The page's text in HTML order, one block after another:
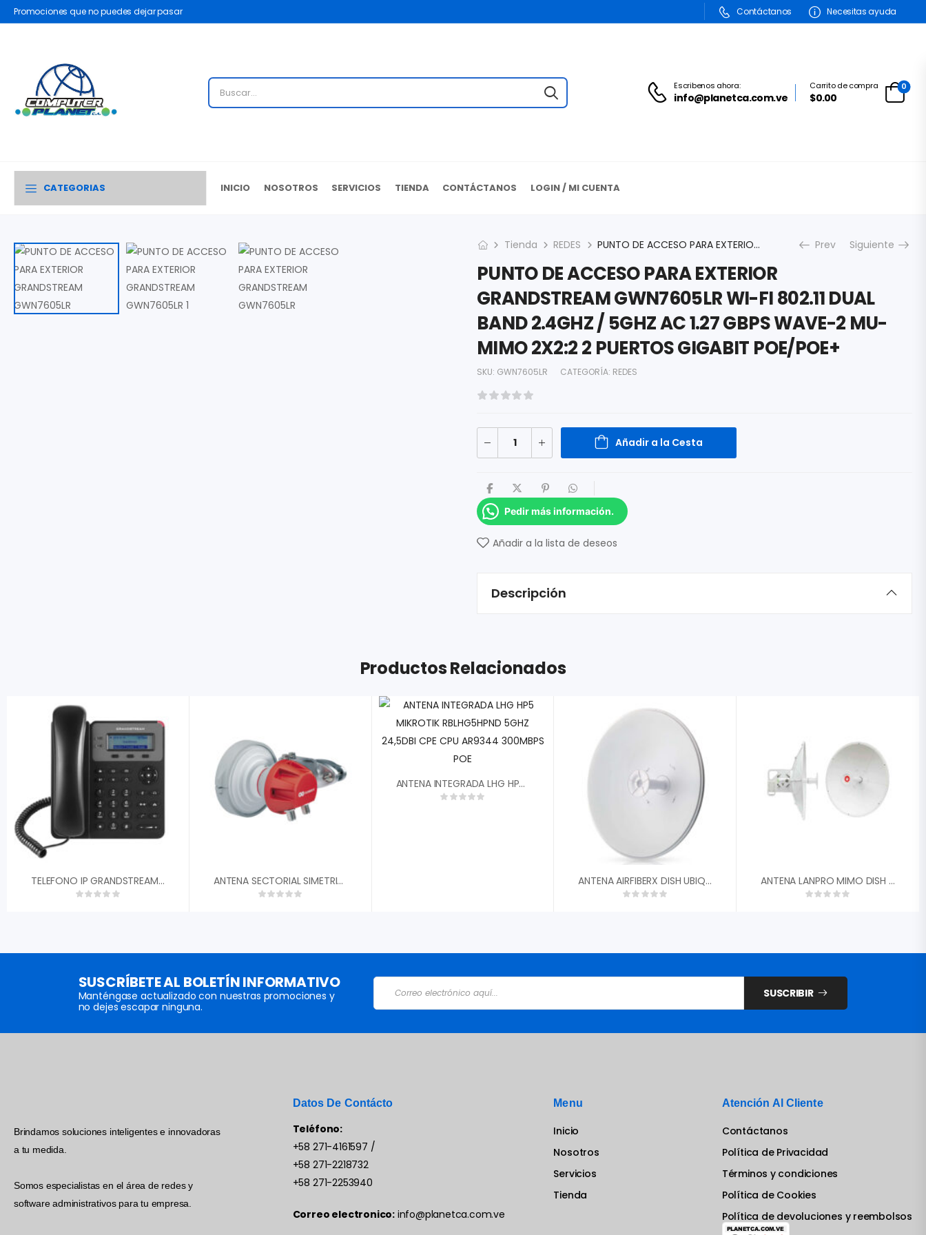
Promociones que no puedes dejar pasar Contáctanos Necesitas ayuda
Escribenos ahora:
info@planetca.com.ve
Carrito de compra
$0.00
0
CATEGORIAS INICIO NOSOTROS SERVICIOS TIENDA CONTÁCTANOS LOGIN / MI CUENTA
Tienda REDES PUNTO DE ACCESO PARA EXTERIOR GRANDSTREAM GWN7605LR WI-FI 802.11 DUAL BAND 2.4GHZ / 5GHZ AC 1.27 GBPS WAVE-2 MU-MIMO 2X2:2 2 PUERTOS GIGABIT POE/POE+ Prev Siguiente
PUNTO DE ACCESO PARA EXTERIOR
GRANDSTREAM GWN7605LR WI-FI 802.11 DUAL
BAND 2.4GHZ / 5GHZ AC 1.27 GBPS WAVE-2 MU-
MIMO 2X2:2 2 PUERTOS GIGABIT POE/POE+
SKU: GWN7605LR CATEGORÍA: REDES
Añadir a la Cesta
Pedir más información.
Añadir a la lista de deseos
Descripción
Productos Relacionados
TELEFONO IP GRANDSTREAM GXP-1610 SIP 2X ETHERNET PANTALLA LCD CONFERENCIA TFTP / HTTP / HTTPS, SRTP Y TLS ANTENA SECTORIAL SIMETRICA RF ELEMENTS SHCC560 CARRIER CLASS DE 60░ 13.2 DBI 5180-6100 MHZ 2X N FEMALE CONECTORIZADA PARA AMBIENTES DE ALTO RUIDO
ANTENA INTEGRADA LHG HP5 MIKROTIK RBLHG5HPND 5GHZ 24,5DBI CPE CPU AR9344 300MBPS POE
ANTENA AIRFIBERX DISH UBIQUITI AF-5G30-S45 30DBI 45║ 4.9-5.9 GHZ DUAL POLARIDAD RP-SMA ANTENA LANPRO MIMO DISH 30DBI RANGO EXTENDIDO 4.9GHZ – 6.5GHZ 45░ DUAL POLARIDAD 2X CONECTORES RPSMA LP-PARM6530A
SUSCRÍBETE AL BOLETÍN INFORMATIVO
Manténgase actualizado con nuestras promociones y
no dejes escapar ninguna.
SUSCRIBIR
Brindamos soluciones inteligentes e innovadoras
a tu medida.
Somos especialistas en el área de redes y
software administrativos para tu empresa.
Datos De Contácto
Teléfono:
+58 271-4161597 /
+58 271-2218732
+58 271-2253940
Correo electronico: info@planetca.com.ve
Menu
Inicio
Nosotros
Servicios
Tienda
Atención Al Cliente
Contáctanos
Política de Privacidad
Términos y condiciones
Política de Cookies
Política de devoluciones y reembolsos